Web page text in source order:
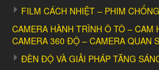
FILM CÁCH NHIỆT – PHIM
CAMERA HÀNH TRÌNH Ô TÔ – CAM
CAMERA 360 ĐỘ – CAMERA QUAN
ĐÈN ĐỘ VÀ GIẢI PHÁP TĂNG